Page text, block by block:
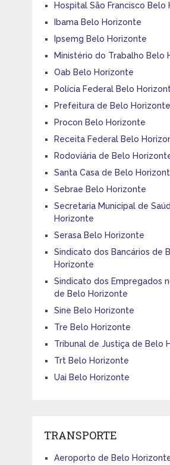
Hospital São Francisco Belo
Ibama Belo Horizonte
Ipsemg Belo Horizonte
Ministério do Trabalho Belo
Oab Belo Horizonte
Polícia Federal Belo
Prefeitura de Belo Horizonte
Procon Belo Horizonte
Receita Federal Belo
Rodoviária de Belo
Santa Casa de Belo
Sebrae Belo Horizonte
Secretaria Municipal de
Horizonte
Serasa Belo Horizonte
Sindicato dos Bancários de
Horizonte
Sindicato dos Empregados
de Belo Horizonte
Sine Belo Horizonte
Tre Belo Horizonte
Tribunal de Justiça de Belo
Trt Belo Horizonte
Uai Belo Horizonte
TRANSPORTE
Aeroporto de Belo